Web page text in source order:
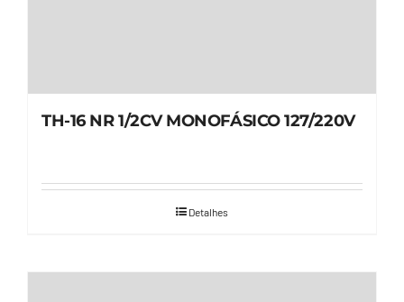
TH-16 NR 1/2CV MONOFÁSICO 127/220V
Detalhes